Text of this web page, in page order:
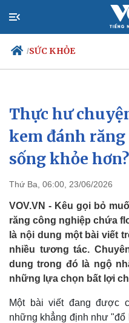
/SỨC KHỎE
Chính trị
Tổ chức nhân sự
Quốc hội
Nhận diện sự thật
Thực hư
kem đánh
sống khỏe hơn?
Thứ Ba, 06:00, 23/06/2026
VOV.VN - Kêu gọi bỏ
răng công nghiệp chứa
là nội dung một bài viết
nhiều tương tác.
dung trong đó là ngộ
những lựa chọn bất lợi
Một bài viết đang được
những khẳng định như "đổ